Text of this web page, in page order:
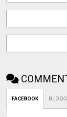
FACEBOOK